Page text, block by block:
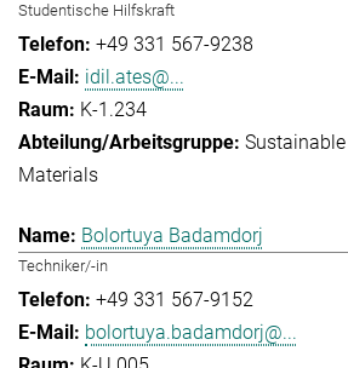
Studentische Hilfskraft
+49 331 567-9238
idil.ates@...
K-1.234
Materials
Bolortuya Badamdorj
Techniker/-in
+49 331 567-9152
bolortuya.badamdorj@...